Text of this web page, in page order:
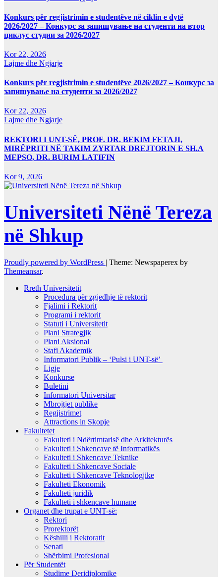
Konkurs për regjistrimin e studentëve në ciklin e dytë
2026/2027 – Конкурс за запишување на студенти на втор
циклус студии за 2026/2027
Kor 22, 2026
Lajme dhe Ngjarje
Konkurs për regjistrimin e studentëve 2026/2027 – Конкурс за
запишување на студенти за 2026/2027
Kor 22, 2026
Lajme dhe Ngjarje
REKTORI I UNT-SË, PROF. DR. BEKIM FETAJI,
MIRËPRITI NË TAKIM ZYRTAR DREJTORIN E SH.A
MEPSO, DR. BURIM LATIFIN
Kor 9, 2026
Universiteti Nënë Tereza
në Shkup
Proudly powered by WordPress | Theme: Newspaperex by
Themeansar.
Rreth Universitetit
Procedura për zgjedhje të rektorit
Fjalimi i Rektorit
Programi i rektorit
Statuti i Universitetit
Plani Strategjik
Plani Aksional
Stafi Akademik
Informatori Publik – ‘Pulsi i UNT-së’
Ligje
Konkurse
Buletini
Informatori Universitar
Mbrojtjet publike
Regjistrimet
Attractions in Skopje
Fakultetet
Fakulteti i Ndërtimtarisë dhe Arkitekturës
Fakulteti i Shkencave të Informatikës
Fakulteti i Shkencave Teknike
Fakulteti i Shkencave Sociale
Fakulteti i Shkencave Teknologjike
Fakulteti Ekonomik
Fakulteti juridik
Fakulteti i shkencave humane
Organet dhe trupat e UNT-së:
Rektori
Prorektorët
Këshilli i Rektoratit
Senati
Shërbimi Profesional
Për Studentët
Studime Deridiplomike